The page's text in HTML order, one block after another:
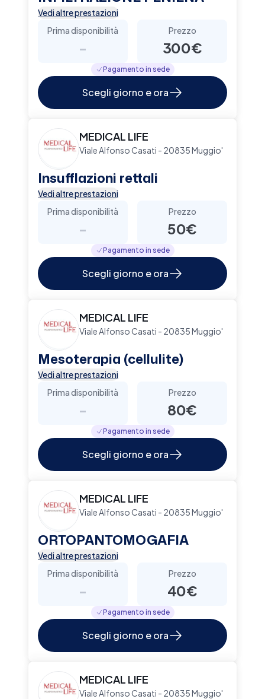
Vedi altre prestazioni
Prima disponibilità
-
Prezzo
300€
Pagamento in sede
Scegli giorno e ora
MEDICAL LIFE
Viale Alfonso Casati - 20835 Muggio'
Insufflazioni rettali
Vedi altre prestazioni
Prima disponibilità
-
Prezzo
50€
Pagamento in sede
Scegli giorno e ora
MEDICAL LIFE
Viale Alfonso Casati - 20835 Muggio'
Mesoterapia (cellulite)
Vedi altre prestazioni
Prima disponibilità
-
Prezzo
80€
Pagamento in sede
Scegli giorno e ora
MEDICAL LIFE
Viale Alfonso Casati - 20835 Muggio'
ORTOPANTOMOGAFIA
Vedi altre prestazioni
Prima disponibilità
-
Prezzo
40€
Pagamento in sede
Scegli giorno e ora
MEDICAL LIFE
Viale Alfonso Casati - 20835 Muggio'